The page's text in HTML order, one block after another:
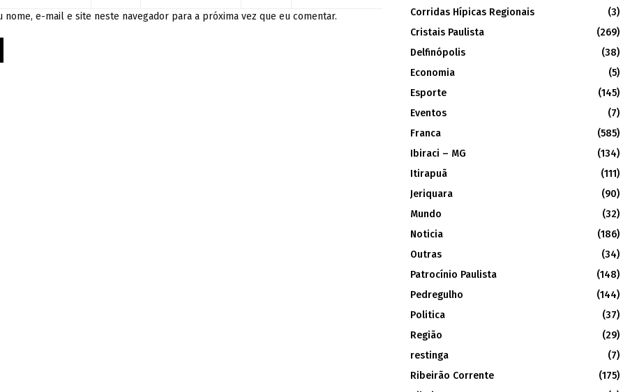
nome, e-mail e site neste navegador para a próxima vez que eu comentar.
Corridas Hípicas Regionais
(3)
Cristais Paulista
(269)
Delfinópolis
(38)
Economia
(5)
Esporte
(145)
Eventos
(7)
Franca
(585)
Ibiraci – MG
(134)
Itirapuã
(111)
Jeriquara
(90)
Mundo
(32)
Noticia
(186)
Outras
(34)
Patrocínio Paulista
(148)
Pedregulho
(144)
Politica
(37)
Região
(29)
restinga
(7)
Ribeirão Corrente
(175)